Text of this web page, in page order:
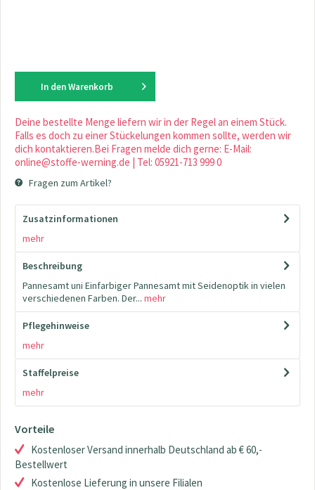
In den Warenkorb
Deine bestellte Menge liefern wir in der Regel an einem Stück.
Falls es doch zu einer Stückelungen kommen sollte, werden wir
dich kontaktieren.Bei Fragen melde dich gerne: E-Mail:
online@stoffe-werning.de | Tel: 05921-713 999 0
Fragen zum Artikel?
Zusatzinformationen
mehr
Beschreibung
Pannesamt uni Einfarbiger Pannesamt mit Seidenoptik in vielen
verschiedenen Farben. Der... mehr
Pflegehinweise
mehr
Staffelpreise
mehr
Vorteile
Kostenloser Versand innerhalb Deutschland ab € 60,-
Bestellwert
Kostenlose Lieferung in unsere Filialen